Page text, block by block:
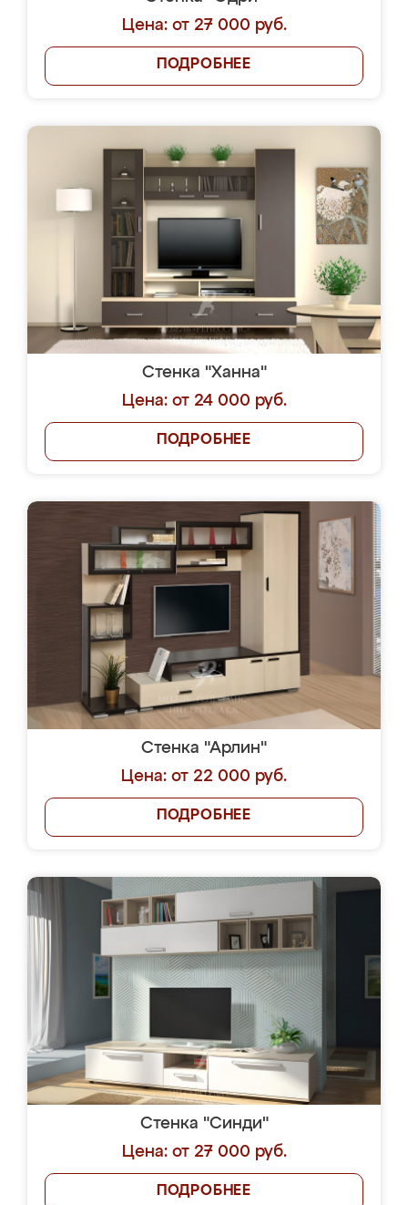
Цена: от 27 000 руб.
ПОДРОБНЕЕ
Стенка "Ханна"
Цена: от 24 000 руб.
ПОДРОБНЕЕ
Стенка "Арлин"
Цена: от 22 000 руб.
ПОДРОБНЕЕ
Стенка "Синди"
Цена: от 27 000 руб.
ПОДРОБНЕЕ